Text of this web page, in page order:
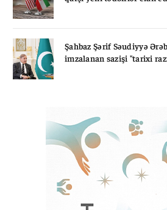
Şahbaz Şərif Səudiyyə
imzalanan sazişi "tarixi